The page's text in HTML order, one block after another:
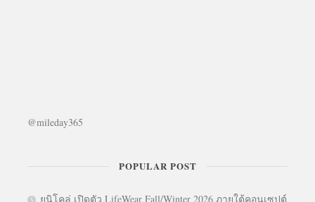
@mileday365
POPULAR POST
ยูนิโคล่ เปิดตัว LifeWear Fall/Winter 2026 ภายใต้คอนเซปต์